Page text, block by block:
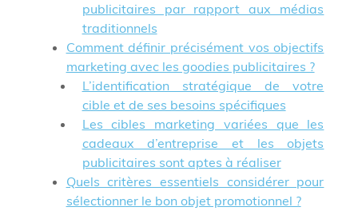
publicitaires par rapport aux médias
traditionnels
Comment définir précisément vos objectifs
marketing avec les goodies publicitaires ?
L’identification stratégique de votre
cible et de ses besoins spécifiques
Les cibles marketing variées que les
cadeaux d’entreprise et les objets
publicitaires sont aptes à réaliser
Quels critères essentiels considérer pour
sélectionner le bon objet promotionnel ?